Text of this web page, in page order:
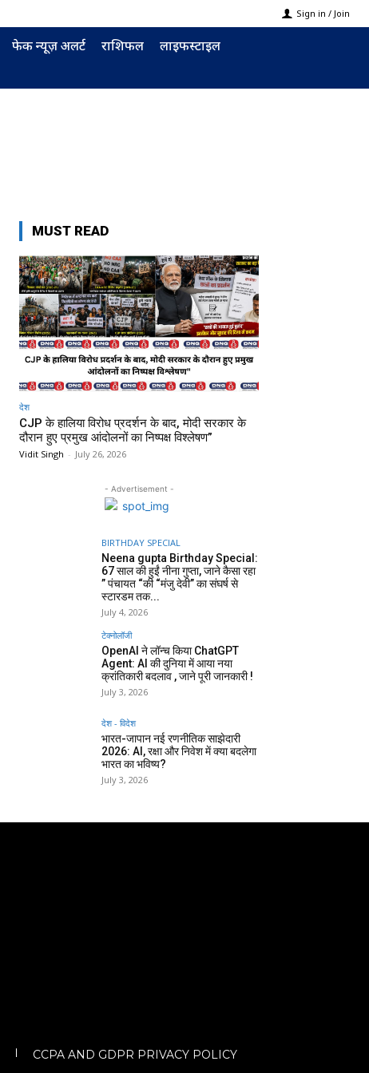
Sign in / Join
फेक न्यूज़ अलर्ट राशिफल लाइफस्टाइल
MUST READ
देश
CJP के हालिया विरोध प्रदर्शन के बाद, मोदी सरकार के
दौरान हुए प्रमुख आंदोलनों का निष्पक्ष विश्लेषण”
Vidit Singh - July 26, 2026
- Advertisement -
BIRTHDAY SPECIAL
Neena gupta Birthday Special:
67 साल की हुईं नीना गुप्ता, जाने कैसा रहा
” पंचायत “की “मंजु देवी” का संघर्ष से
स्टारडम तक...
July 4, 2026
टेक्नोलॉजी
OpenAI ने लॉन्च किया ChatGPT
Agent: AI की दुनिया में आया नया
क्रांतिकारी बदलाव , जाने पूरी जानकारी !
July 3, 2026
देश - विदेश
भारत-जापान नई रणनीतिक साझेदारी
2026: AI, रक्षा और निवेश में क्या बदलेगा
भारत का भविष्य?
July 3, 2026
CCPA AND GDPR PRIVACY POLICY